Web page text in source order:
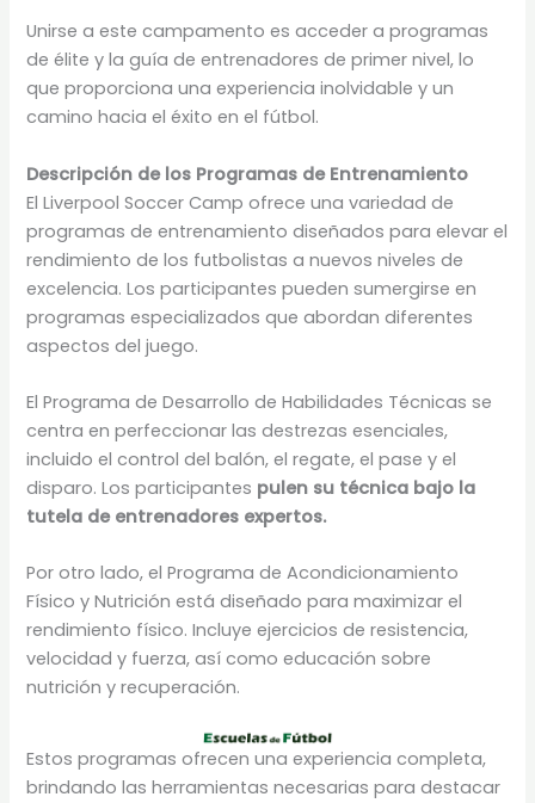
Unirse a este campamento es acceder a programas
de élite y la guía de entrenadores de primer nivel, lo
que proporciona una experiencia inolvidable y un
camino hacia el éxito en el fútbol.
Descripción de los Programas de Entrenamiento
El Liverpool Soccer Camp ofrece una variedad de
programas de entrenamiento diseñados para elevar el
rendimiento de los futbolistas a nuevos niveles de
excelencia. Los participantes pueden sumergirse en
programas especializados que abordan diferentes
aspectos del juego.
El Programa de Desarrollo de Habilidades Técnicas se
centra en perfeccionar las destrezas esenciales,
incluido el control del balón, el regate, el pase y el
disparo. Los participantes pulen su técnica bajo la
tutela de entrenadores expertos.
Por otro lado, el Programa de Acondicionamiento
Físico y Nutrición está diseñado para maximizar el
rendimiento físico. Incluye ejercicios de resistencia,
velocidad y fuerza, así como educación sobre
nutrición y recuperación.
Estos programas ofrecen una experiencia completa,
brindando las herramientas necesarias para destacar